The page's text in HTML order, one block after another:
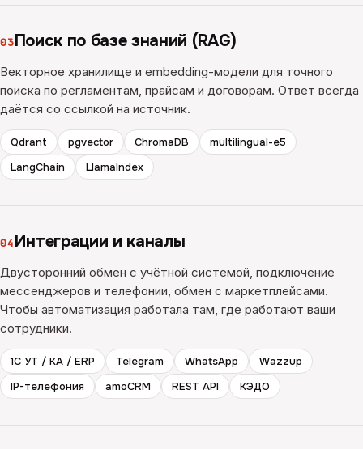
03Поиск по базе знаний (RAG)
Векторное хранилище и embedding-модели для точного
поиска по регламентам, прайсам и договорам. Ответ всегда
даётся со ссылкой на источник.
Qdrant pgvector ChromaDB
multilingual-e5
LangChain
LlamaIndex
04Интеграции и каналы
Двусторонний обмен с учётной системой, подключение
мессенджеров и телефонии, обмен с маркетплейсами.
Чтобы автоматизация работала там, где работают ваши
сотрудники.
1С УТ / КА / ERP Telegram WhatsApp
Wazzup
IP-телефония
amoCRM REST API КЭДО